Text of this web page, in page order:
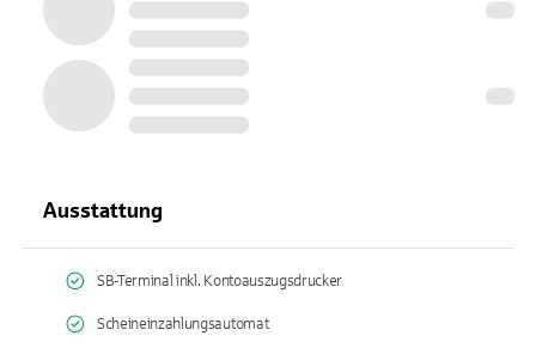
Ausstattung
SB-Terminal inkl. Kontoauszugsdrucker
Scheineinzahlungsautomat